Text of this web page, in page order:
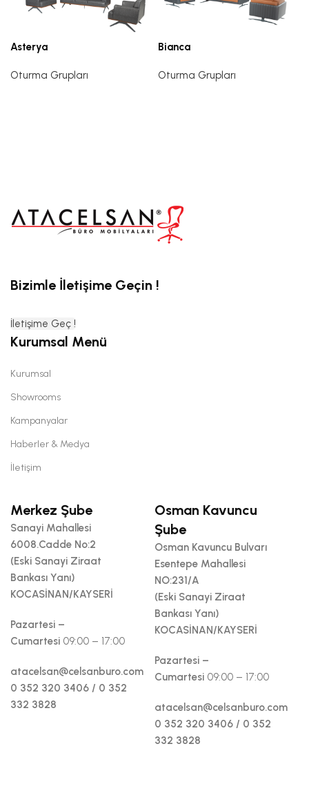
Asterya
Oturma Grupları
Bianca
Oturma Grupları
Bizimle İletişime Geçin !
İletişime Geç !
Kurumsal Menü
Kurumsal
Showrooms
Kampanyalar
Haberler & Medya
İletişim
Merkez Şube
Sanayi Mahallesi
6008.Cadde No:2
(Eski Sanayi Ziraat
Bankası Yanı)
KOCASİNAN/KAYSERİ
Pazartesi –
Cumartesi 09:00 – 17:00
atacelsan@celsanburo.com
0 352 320 3406 / 0 352
332 3828
Osman Kavuncu
Şube
Osman Kavuncu Bulvarı
Esentepe Mahallesi
NO:231/A
(Eski Sanayi Ziraat
Bankası Yanı)
KOCASİNAN/KAYSERİ
Pazartesi –
Cumartesi 09:00 – 17:00
atacelsan@celsanburo.com
0 352 320 3406 / 0 352
332 3828